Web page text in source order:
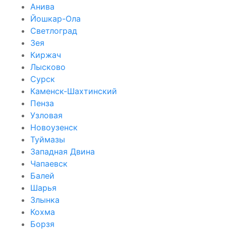
Анива
Йошкар-Ола
Светлоград
Зея
Киржач
Лысково
Сурск
Каменск-Шахтинский
Пенза
Узловая
Новоузенск
Туймазы
Западная Двина
Чапаевск
Балей
Шарья
Злынка
Кохма
Борзя